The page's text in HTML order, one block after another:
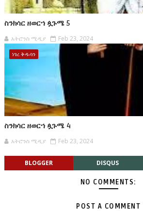
ስንክሳር ዘወርኀ ጷጉሜ 5
አትሮንስ ሚዲያ Feb 23, 2024
ነገረ ቅዱሳን
ስንክሳር ዘወርኀ ጷጉሜ 4
አትሮንስ ሚዲያ Feb 23, 2024
BLOGGER DISQUS
NO COMMENTS:
POST A COMMENT